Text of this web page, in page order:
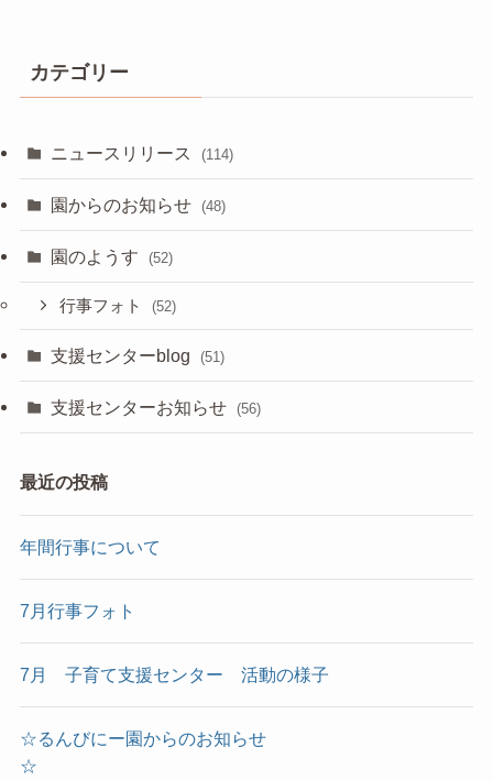
カテゴリー
ニュースリリース (114)
園からのお知らせ (48)
園のようす (52)
行事フォト (52)
支援センターblog (51)
支援センターお知らせ (56)
最近の投稿
年間行事について
7月行事フォト
7月 子育て支援センター 活動の様子
☆るんびにー園からのお知らせ
☆